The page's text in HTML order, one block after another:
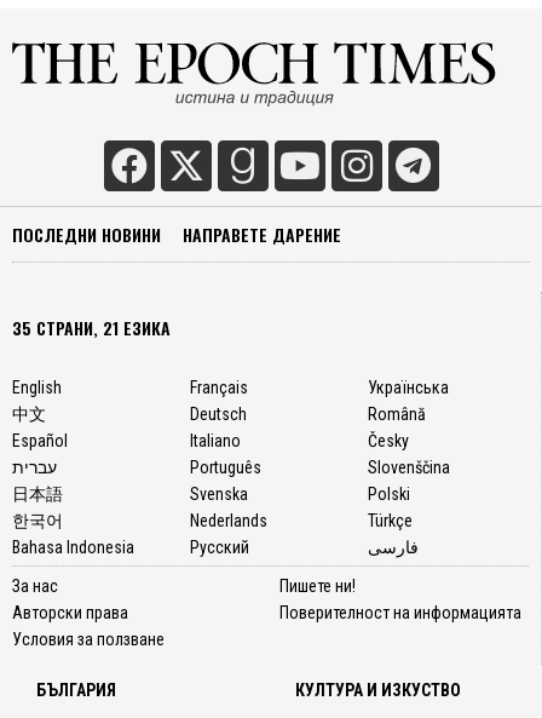
ПОСЛЕДНИ НОВИНИ НАПРАВЕТЕ ДАРЕНИЕ
35 СТРАНИ, 21 ЕЗИКА
English
中文
Español
עברית
日本語
한국어
Bahasa Indonesia
Français
Deutsch
Italiano
Português
Svenska
Nederlands
Русский
Українська
Română
Česky
Slovenščina
Polski
Türkçe
فارسی
За нас
Авторски права
Условия за ползване
Пишете ни!
Поверителност на информацията
БЪЛГАРИЯ КУЛТУРА И ИЗКУСТВО